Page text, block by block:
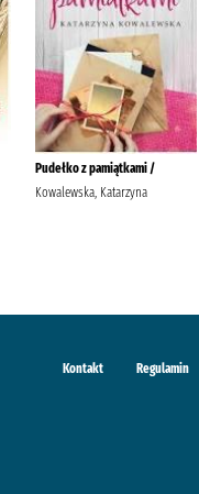
Pudełko z pamiątkami /
Kowalewska, Katarzyna
Kontakt Regulamin